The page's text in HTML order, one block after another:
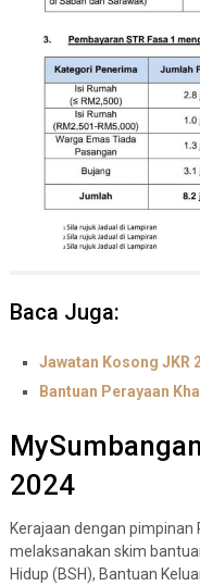
Baca Juga:
Jawatan Kosong JKR
Bantuan Perayaan
2024
Kerajaan dengan
melaksanakan skim
Hidup (BSH), Bantuan